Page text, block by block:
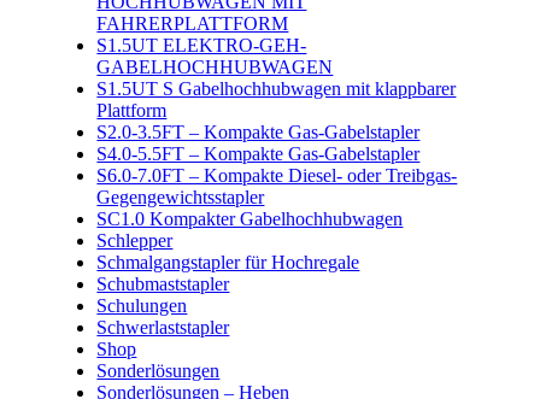
FAHRERPLATTFORM
S1.5UT ELEKTRO-GEH-
GABELHOCHHUBWAGEN
S1.5UT S Gabelhochhubwagen mit klappbarer
Plattform
S2.0-3.5FT – Kompakte Gas-Gabelstapler
S4.0-5.5FT – Kompakte Gas-Gabelstapler
S6.0-7.0FT – Kompakte Diesel- oder Treibgas-
Gegengewichtsstapler
SC1.0 Kompakter Gabelhochhubwagen
Schlepper
Schmalgangstapler für Hochregale
Schubmaststapler
Schulungen
Schwerlaststapler
Shop
Sonderlösungen
Sonderlösungen – Heben